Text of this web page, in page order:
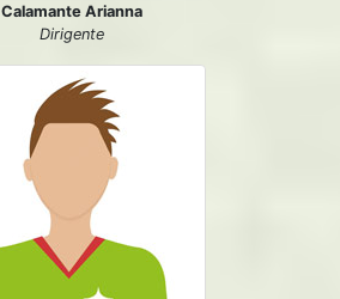
Calamante Arianna
Dirigente